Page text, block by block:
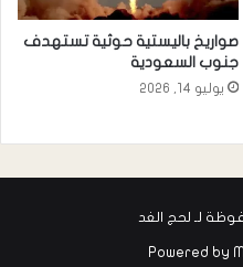
صواريخ باليستية حوثية تستهدف
جنوب السعودية
يوليو 14, 2026
لـ لحج الغد
Powered by